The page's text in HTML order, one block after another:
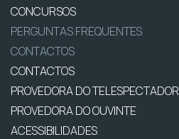
CONCURSOS
PERGUNTAS FREQUENTES
CONTACTOS
CONTACTOS
PROVEDORA DO TELESPECTADOR
PROVEDORA DO OUVINTE
ACESSIBILIDADES